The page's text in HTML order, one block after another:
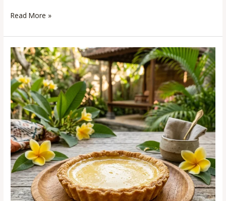
Oleh-
Khas
Bali
Paling
Ikonik:
Dari
yang
Legendaris
Hingga
Tersembunyi
Read More »